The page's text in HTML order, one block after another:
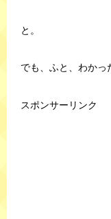
と。
でも、ふと、わかっ
スポンサーリンク